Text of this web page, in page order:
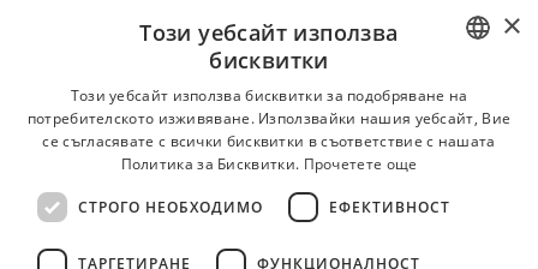
Когато получим оферта
Vihra AI
За новодошли
BULGARIAN
ENGLISH
×
Този уебсайт използва
бисквитки
Този уебсайт използва бисквитки за подобряване на
потребителското изживяване. Използвайки нашия уебсайт, Вие
се съгласявате с всички бисквитки в съответствие с нашата
Политика за Бисквитки. Прочетете още
СТРОГО НЕОБХОДИМО ЕФЕКТИВНОСТ
ТАРГЕТИРАНЕ ФУНКЦИОНАЛНОСТ